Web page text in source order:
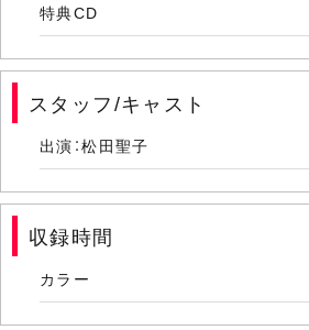
(14) LET'S BOYHUNT
(15) ハートをRock
(16) 赤い靴のバレリーナ
(19) 青い珊瑚礁～Blue Lagoon～
特典CD
スタッフ/キャスト
出演：松田聖子
収録時間
カラー